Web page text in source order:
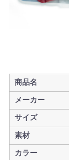
商品名
メーカー
サイズ
素材
カラー